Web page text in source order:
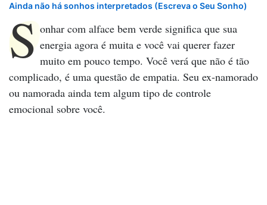
Ainda não há sonhos interpretados (Escreva o Seu Sonho)
S onhar com alface bem verde significa que sua
energia agora é muita e você vai querer fazer
muito em pouco tempo. Você verá que não é tão
complicado, é uma questão de empatia. Seu ex-namorado
ou namorada ainda tem algum tipo de controle
emocional sobre você.